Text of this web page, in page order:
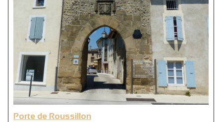
Porte de Roussillon